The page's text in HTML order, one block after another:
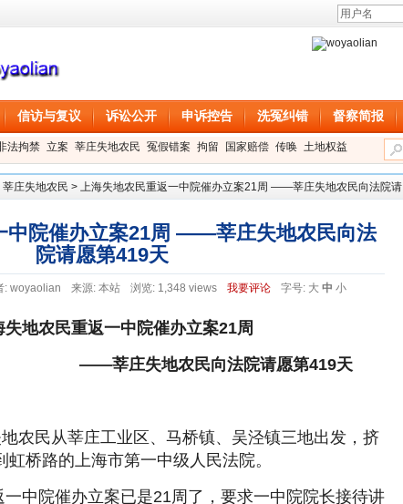
信访与复议 诉讼公开 申诉控告 洗冤纠错 督察简报
法拘禁 立案 莘庄失地农民 冤假错案 拘留 国家赔偿 传唤 土地权益
庄失地农民 > 上海失地农民重返一中院催办立案21周 ——莘庄失地农民向法院请
中院催办立案21周 ——莘庄失地农民向法
院请愿第419天
: woyaolian 来源: 本站 浏览: 1,348 views 我要评论 字号: 大 中 小
失地农民重返一中院催办立案21周
地农民向法院请愿第419天
农民从莘庄工业区、马桥镇、吴泾镇三地出发，挤
桥路的上海市第一中级人民法院。
中院催办立案已是21周了，要求一中院院长接待讲